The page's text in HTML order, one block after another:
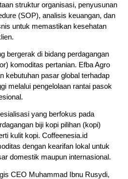
struktur organisasi, penyusunan
(SOP), analisis keuangan, dan
untuk memastikan kesehatan
bergerak di bidang perdagangan
komoditas pertanian. Efba Agro
kebutuhan pasar global terhadap
melalui pengelolaan rantai pasok
yang berfokus pada
biji kopi pilihan (kopi)
kulit kopi. Coffeenesia.id
dengan kearifan lokal untuk
domestik maupun internasional.
CEO Muhammad Ibnu Rusydi,